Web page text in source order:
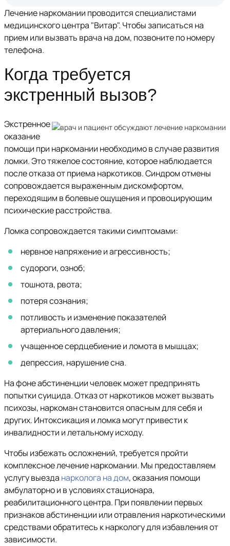
Лечение наркомании проводится специалистами
медицинского центра "Витар". Чтобы записаться на
прием или вызвать врача на дом, позвоните по номеру
телефона.
Когда требуется
экстренный вызов?
Экстренное
оказание
помощи при наркомании необходимо в случае развития
ломки. Это тяжелое состояние, которое наблюдается
после отказа от приема наркотиков. Синдром отмены
сопровождается выраженным дискомфортом,
переходящим в болевые ощущения и провоцирующим
психические расстройства.
Ломка сопровождается такими симптомами:
нервное напряжение и агрессивность;
судороги, озноб;
тошнота, рвота;
потеря сознания;
потливость и изменение показателей
артериального давления;
учащенное сердцебиение и ломота в мышцах;
депрессия, нарушение сна.
На фоне абстиненции человек может предпринять
попытки суицида. Отказ от наркотиков может вызвать
психозы, наркоман становится опасным для себя и
других. Интоксикация и ломка могут привести к
инвалидности и летальному исходу.
Чтобы избежать осложнений, требуется пройти
комплексное лечение наркомании. Мы предоставляем
услугу выезда нарколога на дом, оказания помощи
амбулаторно и в условиях стационара,
реабилитационного центра. При появлении первых
признаков абстиненции или отравления наркотическими
средствами обратитесь к наркологу для избавления от
зависимости.